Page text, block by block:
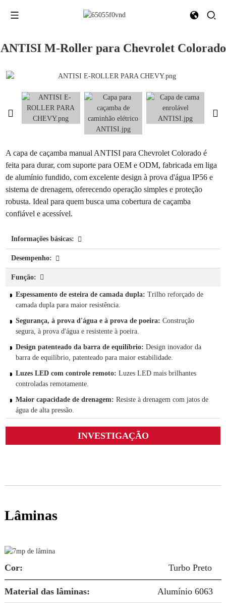
ANTISI M-Roller para Chevrolet Colorado
A capa de caçamba manual ANTISI para Chevrolet Colorado é
feita para durar, com suporte para OEM e ODM, fabricada em liga
de alumínio fundido, com excelente design à prova d'água IP56 e
sistema de drenagem, oferecendo operação simples e proteção
robusta. Ideal para quem busca uma cobertura de caçamba
confiável e acessível.
Informações básicas:
Desempenho:
Função:
Espessamento de esteira de camada dupla: Trilho reforçado de
camada dupla para maior resistência.
Segurança, à prova d'água e à prova de poeira:Construção
segura, à prova d'água e resistente à poeira.
Design patenteado da barra de equilíbrio: Design inovador da
barra de equilíbrio, patenteado para maior estabilidade.
Luzes LED com controle remoto:Luzes LED mais brilhantes
controladas remotamente.
Maior capacidade de drenagem:Resiste à drenagem com jatos de
água de alta pressão.
INVESTIGAÇÃO
Lâminas
Cor: Turbo Preto
Material das lâminas: Alumínio 6063